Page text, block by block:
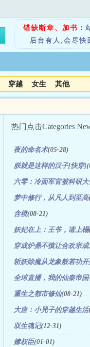
错缺断章、加书：
后台有人,会尽快
穿越 女生 其他
热门点击Categories
夜的命名术(05-28)
朕就是这样的汉子[快穿]
六零：冷面军官被科研
(08-06)
梦中修行，从凡人到至高
含桃(08-21)
妖妃在上：王爷，请上榻
穿成炉鼎不慎让合欢宗
(01-16)
斩妖除魔从龙象般若功开
03)
全球直播，我的仙秦帝
(01-28)
重生之都市修仙(08-21)
大唐：小兕子的穿越生活
双生魂记(12-31)
嫁权臣(01-01)